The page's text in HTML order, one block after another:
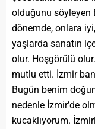
olduğunu söyleyen
dönemde, onlara
yaşlarda sanatın
olur. Hoşgörülü
mutlu etti. İzmir
Bugün benim
nedenle İzmir’de
kucaklıyorum.